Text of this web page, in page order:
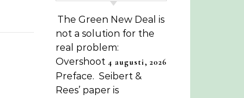
The Green New Deal is
not a solution for the
real problem:
Overshoot 4 augusti, 2026
Preface. Seibert &
Rees’ paper is